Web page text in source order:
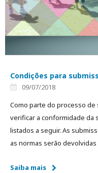
Condições para
09/07/2018
Como parte do processo
verificar a conformidade da
listados a seguir. As
as normas serão
Saiba mais